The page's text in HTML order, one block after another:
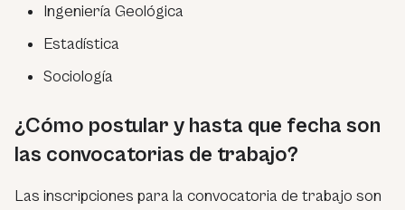
Ingeniería Geológica
Estadística
Sociología
¿Cómo postular y hasta que fecha son
las convocatorias de trabajo?
Las inscripciones para la convocatoria de trabajo son